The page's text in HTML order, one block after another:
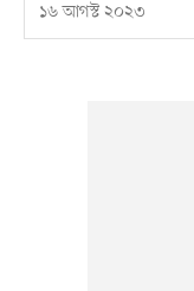
১৬ আগস্ট ২০২৩